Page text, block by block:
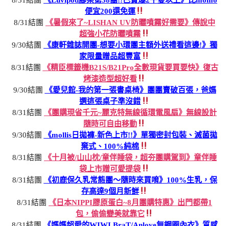
便宜200還免運
8/31結團
《暑假來了~LISHAN UV防曬噴霧好需要》傳說中
超強小花防曬噴霧
9/30結團
《康軒雜誌開團-想要小環團主額外送禮看這邊!》獨
家限量贈品超豐富
8/31結團
《精臣標籤機B21S/B21Pro全數現貨要買要快》復古
烤漆造型超好看
9/30結團
《愛兒館-我的第一張書桌椅》團團賣破百張，爸媽
選這張桌子準沒錯
8/31結團
《團購現省千元~麗克特無線循環電風扇》無線設計
隨時可自由移動
9/30結團
《mollis日拋褲-新色上市!!》單獨密封包裝、滅菌拋
棄式、100%純棉
8/31結團
《十月被/山山枕/童伴睡袋，超夯團購駕到》童伴睡
袋上市贈可愛提袋
8/31結團
《初鹿保久乳常態團～隨時來買唷》100%生乳，保
存高達9個月新鮮
8/31結團
《日本NIPPI膠原蛋白~8月團購特惠》出門都帶1
包，偷偷變美就靠它